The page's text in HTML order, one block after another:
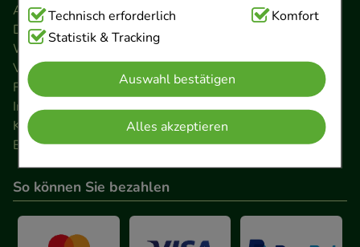
Technisch Notwendig:Hierbei handelt es sich um
Cookies, die für die Grundfunktionen unserer
Website notwendig sind (z.B. Navigation,
Warenkorb, Kundenkonto), weshalb auf diese nicht
verzichtet werden kann.
Komfort:Diese Cookies werden genutzt um das
Einkaufserlebnis noch ansprechender zu gestalten,
beispielsweise für die Wiedererkennung des
Verhaltensweisen (z.B. Spracheinstellung)
Technisch erforderlich
Komfort
Statistik & Tracking
Auswahl bestätigen
Alles akzeptieren
AGB
Datenschutz
Widerrufsrecht
Versandkosten
FAQ
Impressum
Kontakt
Barrierefreiheitserklärung
So können Sie bezahlen